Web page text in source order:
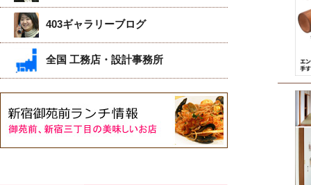
403ギャラリーブログ
全国 工務店・設計事務所